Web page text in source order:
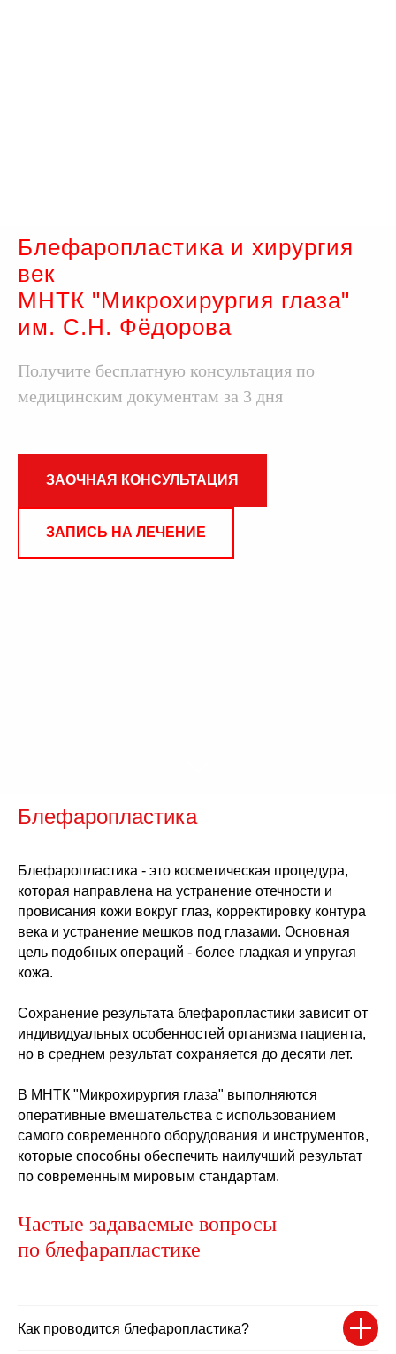
Блефаропластика и хирургия
век
МНТК "Микрохирургия глаза"
им. С.Н. Фёдорова
Получите бесплатную консультация по
медицинским документам за 3 дня
ЗАОЧНАЯ КОНСУЛЬТАЦИЯ
ЗАПИСЬ НА ЛЕЧЕНИЕ
Блефаропластика
Блефаропластика - это косметическая процедура,
которая направлена на устранение отечности и
провисания кожи вокруг глаз, корректировку контура
века и устранение мешков под глазами. Основная
цель подобных операций - более гладкая и упругая
кожа.
Сохранение результата блефаропластики зависит от
индивидуальных особенностей организма пациента,
но в среднем результат сохраняется до десяти лет.
В МНТК "Микрохирургия глаза" выполняются
оперативные вмешательства с использованием
самого современного оборудования и инструментов,
которые способны обеспечить наилучший результат
по современным мировым стандартам.
Частые задаваемые вопросы
по блефарапластике
Как проводится блефаропластика?